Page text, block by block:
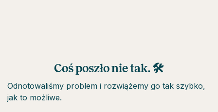
Coś poszło nie tak. 🛠
Odnotowaliśmy problem i rozwiążemy go tak szybko,
jak to możliwe.